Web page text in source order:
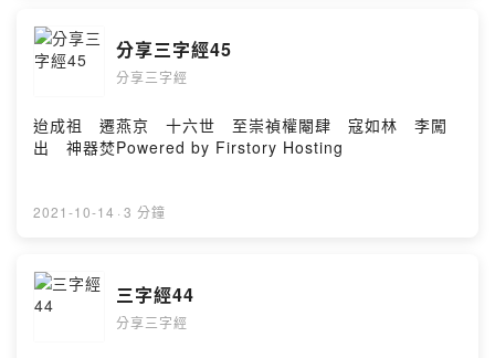
分享三字經45
分享三字經
迨成祖 遷燕京 十六世 至崇禎權閹肆 寇如林 李闖
出 神器焚Powered by Firstory Hosting
2021-10-14 · 3 分鐘
三字經44
分享三字經